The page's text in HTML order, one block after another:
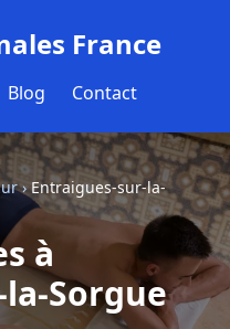
France
Blog Contact
›Entraigues-sur-la-
à
Sorgue